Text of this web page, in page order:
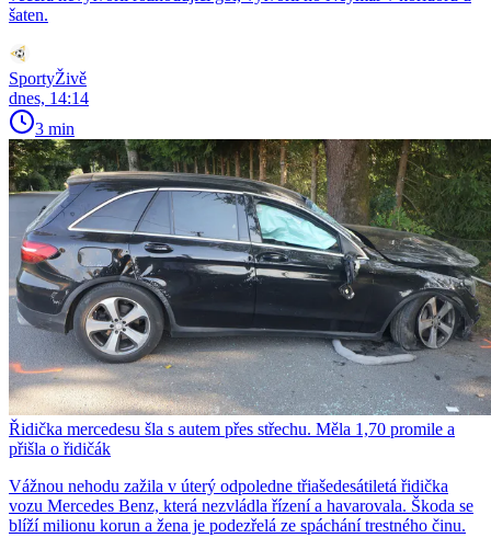
šaten.
SportyŽivě
dnes, 14:14
3 min
Řidička mercedesu šla s autem přes střechu. Měla 1,70 promile a
přišla o řidičák
Vážnou nehodu zažila v úterý odpoledne třiašedesátiletá řidička
vozu Mercedes Benz, která nezvládla řízení a havarovala. Škoda se
blíží milionu korun a žena je podezřelá ze spáchání trestného činu.